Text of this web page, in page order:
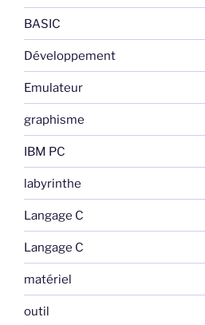
BASIC
Développement
Emulateur
graphisme
IBM PC
labyrinthe
Langage C
Langage C
matériel
outil